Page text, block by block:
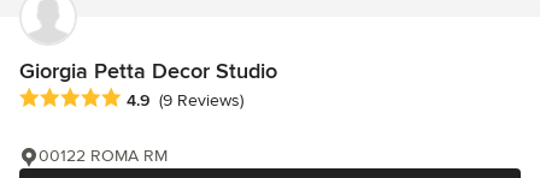
Giorgia Petta Decor Studio
Average rating: 4.9 out of 5 stars
4.9 (9 Reviews)
00122 ROMA RM